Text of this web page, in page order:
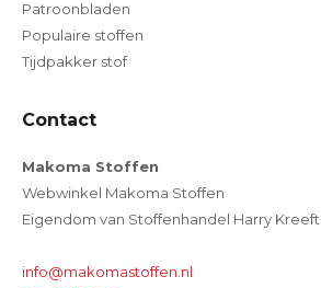
Patroonbladen
Populaire stoffen
Tijdpakker stof
Contact
Makoma Stoffen
Webwinkel Makoma Stoffen
Eigendom van Stoffenhandel Harry Kreeft
info@makomastoffen.nl